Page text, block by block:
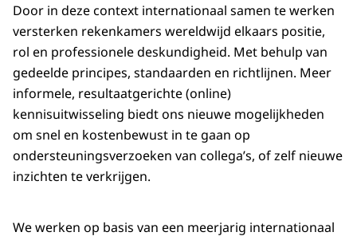
Door in deze context internationaal samen te werken
versterken rekenkamers wereldwijd elkaars positie,
rol en professionele deskundigheid. Met behulp van
gedeelde principes, standaarden en richtlijnen. Meer
informele, resultaatgerichte (online)
kennisuitwisseling biedt ons nieuwe mogelijkheden
om snel en kostenbewust in te gaan op
ondersteuningsverzoeken van collega’s, of zelf nieuwe
inzichten te verkrijgen.
We werken op basis van een meerjarig internationaal